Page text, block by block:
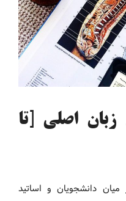
اصلی [تا
دانشجویان و اساتید